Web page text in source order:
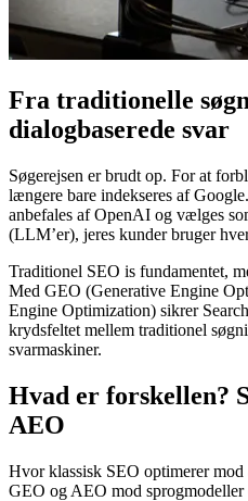
Fra traditionelle
dialogbaserede svar
Søgerejsen er brudt op. For at
længere bare indekseres af
anbefales af OpenAI og vælges
(LLM’er), jeres kunder bruger
Traditionel SEO is fundamentet,
Med GEO (Generative Engine
Engine Optimization) sikrer
krydsfeltet mellem traditionel
svarmaskiner.
Hvad er forskellen?
AEO
Hvor klassisk SEO optimerer
GEO og AEO mod sprogmodeller